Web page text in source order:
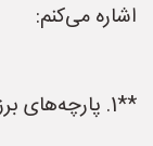
اشاره می‌کنم:
**1. پارچه‌های برزنتی:**